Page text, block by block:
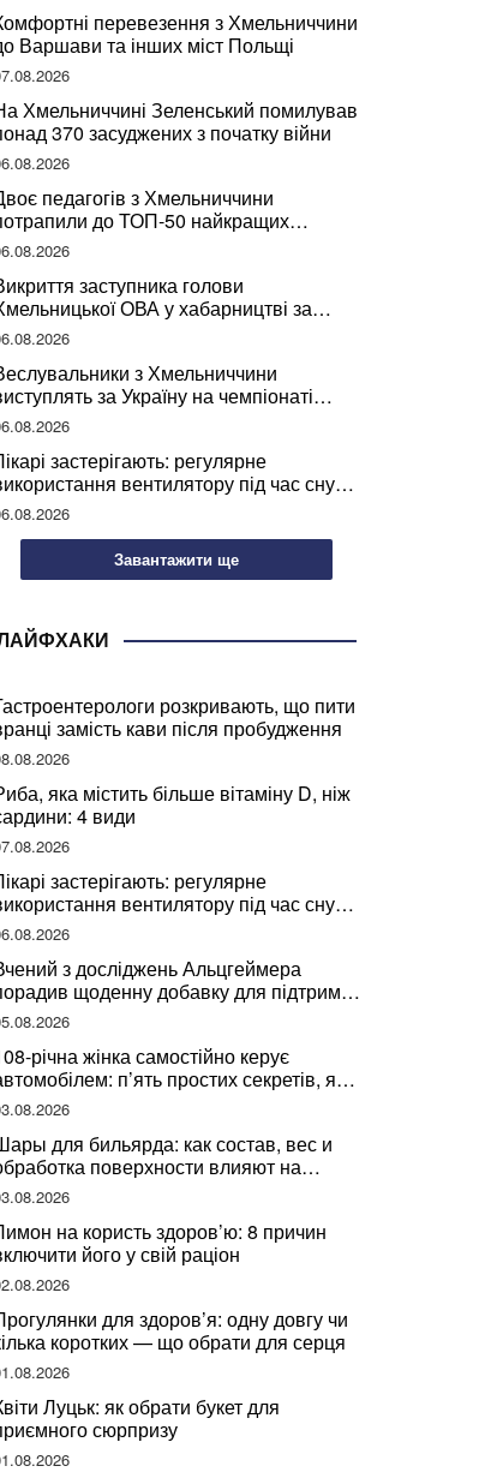
перевезення з Хмельниччини
Варшави та інших міст Польщі
Хмельниччині Зеленський помилував
370 засуджених з початку війни
педагогів з Хмельниччини
до ТОП-50 найкращих
України
заступника голови
ОВА у хабарництві за
контрактів на ремонт доріг
з Хмельниччини
за Україну на чемпіонаті
застерігають: регулярне
вентилятору під час сну
негативно вплинути на ваше
Завантажити ще
розкривають, що пити
замість кави після пробудження
яка містить більше вітаміну D, ніж
4 види
застерігають: регулярне
вентилятору під час сну
негативно вплинути на ваше
з досліджень Альцгеймера
щоденну добавку для підтримки
діяльності
річна жінка самостійно керує
п’ять простих секретів, які
їй дожити до століття
для бильярда: как состав, вес и
поверхности влияют на
игры
на користь здоров’ю: 8 причин
його у свій раціон
для здоров’я: одну довгу чи
коротких — що обрати для серця
Луцьк: як обрати букет для
сюрпризу